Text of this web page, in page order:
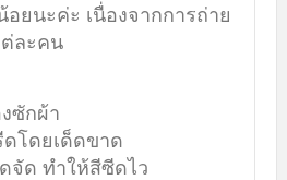
อยนะค่ะ เนื่องจากการถ่าย
ละคน
ซักผ้า
ดโดยเด็ดขาด
จัด ทำให้สีซีดไว